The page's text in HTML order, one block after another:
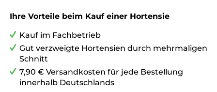
Ihre Vorteile beim Kauf einer Hortensie
Kauf im Fachbetrieb
Gut verzweigte Hortensien durch mehrmaligen
Schnitt
7,90 € Versandkosten für jede Bestellung
innerhalb Deutschlands